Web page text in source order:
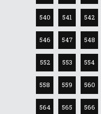
540 541 542
546 547 548
552 553 554
558 559 560
564 565 566